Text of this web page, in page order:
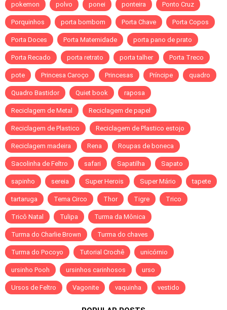
pokemon polvo ponei ponteira Ponto Cruz
Porquinhos porta bombom Porta Chave Porta Copos
Porta Doces Porta Maternidade porta pano de prato
Porta Recado porta retrato porta talher Porta Treco
pote Princesa Caroço Princesas Príncipe quadro
Quadro Bastidor Quiet book raposa
Reciclagem de Metal Reciclagem de papel
Reciclagem de Plastico Reciclagem de Plastico estojo
Reciclagem madeira Rena Roupas de boneca
Sacolinha de Feltro safari Sapatilha Sapato
sapinho sereia Super Herois Super Mário tapete
tartaruga Tema Circo Thor Tigre Trico
Tricô Natal Tulipa Turma da Mônica
Turma do Charlie Brown Turma do chaves
Turma do Pocoyo Tutorial Crochê unicórnio
ursinho Pooh ursinhos carinhosos urso
Ursos de Feltro Vagonite vaquinha vestido